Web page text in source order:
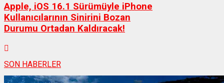
Apple, iOS 16.1 Sürümüyle iPhone
Kullanıcılarının Sinirini Bozan
Durumu Ortadan Kaldıracak!
SON HABERLER